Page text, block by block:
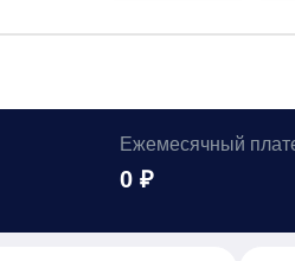
Ежемесячный
0 ₽